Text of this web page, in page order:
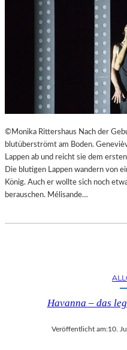
©Monika Rittershaus Nach der
blutüberströmt am Boden.
Lappen ab und reicht sie dem
Die blutigen Lappen wandern von
König. Auch er wollte sich noch
berauschen. Mélisande…
Havanna – das
Veröffentlicht am:10.